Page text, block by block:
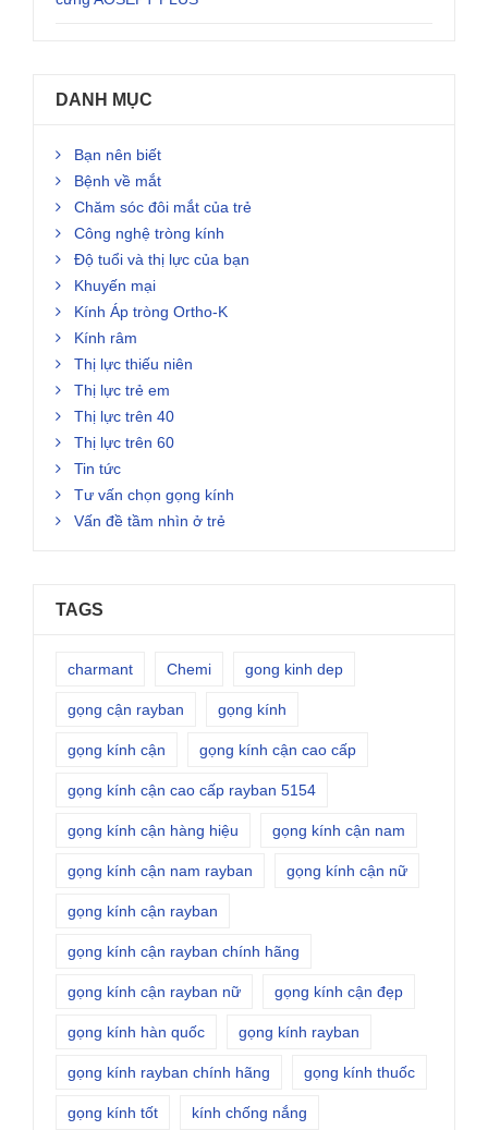
DANH MỤC
Bạn nên biết
Bệnh về mắt
Chăm sóc đôi mắt của trẻ
Công nghệ tròng kính
Độ tuổi và thị lực của bạn
Khuyến mại
Kính Áp tròng Ortho-K
Kính râm
Thị lực thiếu niên
Thị lực trẻ em
Thị lực trên 40
Thị lực trên 60
Tin tức
Tư vấn chọn gọng kính
Vấn đề tầm nhìn ở trẻ
TAGS
charmant Chemi gong kinh dep
gọng cận rayban gọng kính
gọng kính cận gọng kính cận cao cấp
gọng kính cận cao cấp rayban 5154
gọng kính cận hàng hiệu gọng kính cận nam
gọng kính cận nam rayban gọng kính cận nữ
gọng kính cận rayban
gọng kính cận rayban chính hãng
gọng kính cận rayban nữ gọng kính cận đẹp
gọng kính hàn quốc gọng kính rayban
gọng kính rayban chính hãng gọng kính thuốc
gọng kính tốt kính chống nắng